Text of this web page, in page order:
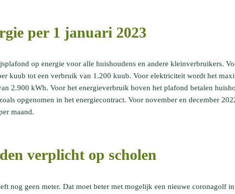
per 1 januari 2023
op energie voor alle huishoudens en andere kleinverbruikers.
kuub tot een verbruik van 1.200 kuub. Voor elektriciteit wordt het
2.900 kWh. Voor het energieverbruik boven het plafond betalen
opgenomen in het energiecontract. Voor november en december
maand.
verplicht op scholen
nog geen meter. Dat moet beter met mogelijk een nieuwe coronagolf